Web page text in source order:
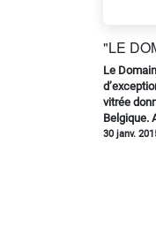
"LE
Le
vitrée
Belgique.
30 janv.